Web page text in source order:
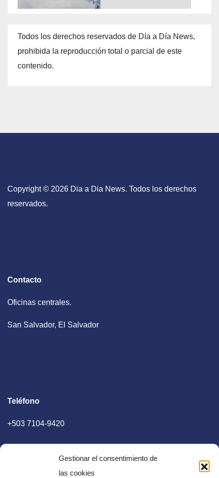
Gestionar el consentimiento de
las cookies
Todos los derechos reservados de Día a Día News,
prohibida la reproducción total o parcial de este
contenido.
Copyright © 2026 Dia a Dia News. Todos los derechos
reservados.
Contacto
Oficinas centrales.
San Salvador, El Salvador
Teléfono
+503 7104-9420